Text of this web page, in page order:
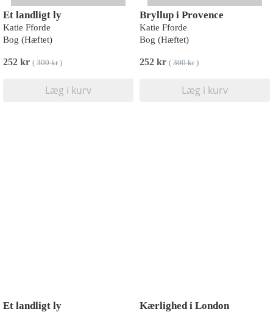
Et landligt ly
Katie Fforde
Bog (Hæftet)
252 kr ( 300 kr)
Læg i kurv
Bryllup i Provence
Katie Fforde
Bog (Hæftet)
252 kr ( 300 kr)
Læg i kurv
Et landligt ly Kærlighed i London